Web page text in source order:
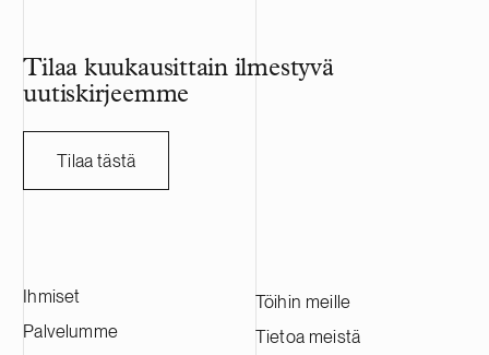
Tilaa kuukausittain ilmestyvä
uutiskirjeemme
Tilaa tästä
Ihmiset
Palvelumme
Töihin meille
Tietoa meistä